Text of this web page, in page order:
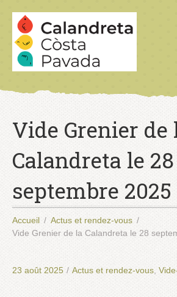
Vide Grenier de
Calandreta le 28
septembre 2025
Accueil
Actus et rendez-vous
Vide Grenier de la Calandreta le 28
23 août 2025 / Actus et rendez-vous